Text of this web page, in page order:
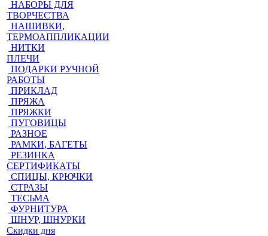
НАБОРЫ ДЛЯ
ТВОРЧЕСТВА
НАШИВКИ,
ТЕРМОАППЛИКАЦИИ
НИТКИ
ПЛЕЧИ
ПОДАРКИ РУЧНОЙ
РАБОТЫ
ПРИКЛАД
ПРЯЖА
ПРЯЖКИ
ПУГОВИЦЫ
РАЗНОЕ
РАМКИ, БАГЕТЫ
РЕЗИНКА
СЕРТИФИКАТЫ
СПИЦЫ, КРЮЧКИ
СТРАЗЫ
ТЕСЬМА
ФУРНИТУРА
ШНУР, ШНУРКИ
Скидки дня